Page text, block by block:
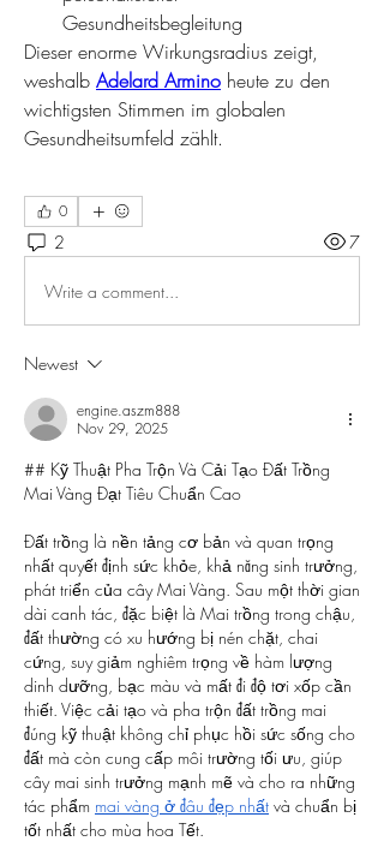
Gesundheitsbegleitung
Dieser enorme Wirkungsradius zeigt,
weshalb Adelard Armino heute zu den
wichtigsten Stimmen im globalen
Gesundheitsumfeld zählt.
0
2 7
Write a comment...
Newest
engine.aszm888
Nov 29, 2025
## Kỹ Thuật Pha Trộn Và Cải Tạo Đất Trồng
Mai Vàng Đạt Tiêu Chuẩn Cao
Đất trồng là nền tảng cơ bản và quan trọng
nhất quyết định sức khỏe, khả năng sinh trưởng,
phát triển của cây Mai Vàng. Sau một thời gian
dài canh tác, đặc biệt là Mai trồng trong chậu,
đất thường có xu hướng bị nén chặt, chai
cứng, suy giảm nghiêm trọng về hàm lượng
dinh dưỡng, bạc màu và mất đi độ tơi xốp cần
thiết. Việc cải tạo và pha trộn đất trồng mai
đúng kỹ thuật không chỉ phục hồi sức sống cho
đất mà còn cung cấp môi trường tối ưu, giúp
cây mai sinh trưởng mạnh mẽ và cho ra những
tác phẩm mai vàng ở đâu đẹp nhất và chuẩn bị
tốt nhất cho mùa hoa Tết.